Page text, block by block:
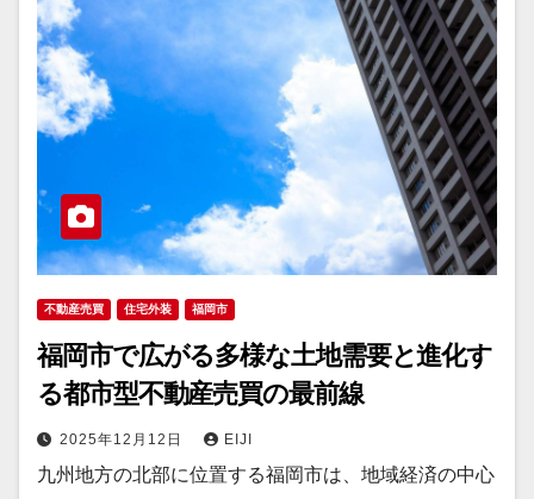
不動産売買 住宅外装 福岡市
福岡市で広がる多様な土地需要と進化す
る都市型不動産売買の最前線
2025年12月12日 EIJI
九州地方の北部に位置する福岡市は、地域経済の中心